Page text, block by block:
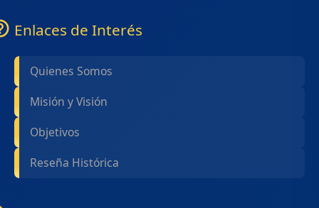
Enlaces de Interés
Quienes Somos
Misión y Visión
Objetivos
Reseña Histórica